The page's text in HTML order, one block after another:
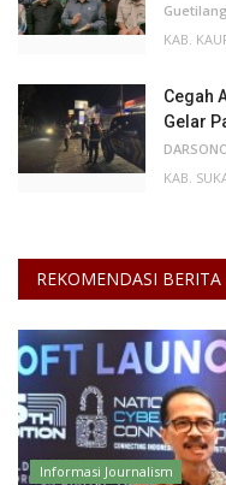
KAB.
Cegah
Gelar
KAB.
REKOMENDASI BERITA
Informasi Journalism